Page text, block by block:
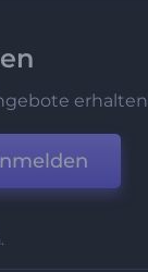
erhalten